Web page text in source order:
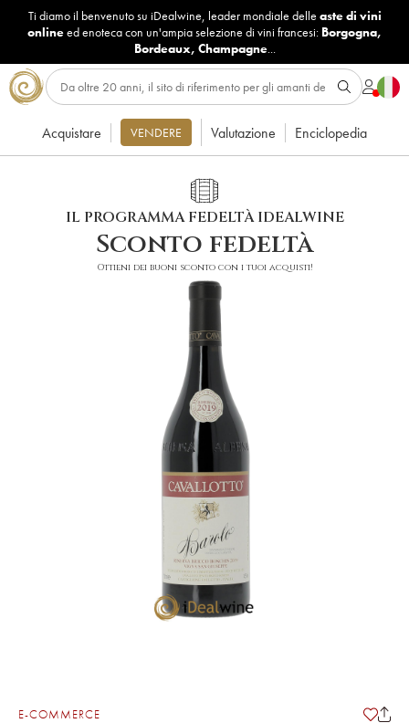
Ti diamo il benvenuto su iDealwine, leader mondiale delle aste di vini
onlineed enoteca con un'ampia selezione di vini francesi: Borgogna,
Bordeaux, Champagne...
Acquistare VENDERE Valutazione Enciclopedia
IL PROGRAMMA FEDELTÀ IDEALWINE
Sconto fedeltà
Ottieni dei buoni sconto con i tuoi acquisti!
E-COMMERCE